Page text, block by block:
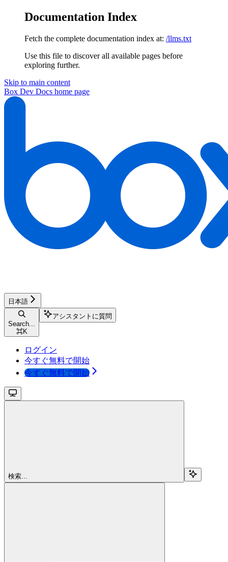
Documentation Index
Fetch the complete documentation index at: /llms.txt
Use this file to discover all available pages before
exploring further.
Skip to main content
Box Dev Docs home page
日本語
Search...
⌘K
アシスタントに質問
ログイン
今すぐ無料で開始
今すぐ無料で開始
検索...